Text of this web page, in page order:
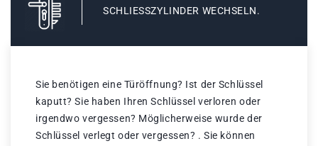
SCHLIESSZYLINDER WECHSELN.
Sie benötigen eine Türöffnung? Ist der Schlüssel
kaputt? Sie haben Ihren Schlüssel verloren oder
irgendwo vergessen? Möglicherweise wurde der
Schlüssel verlegt oder vergessen? . Sie können